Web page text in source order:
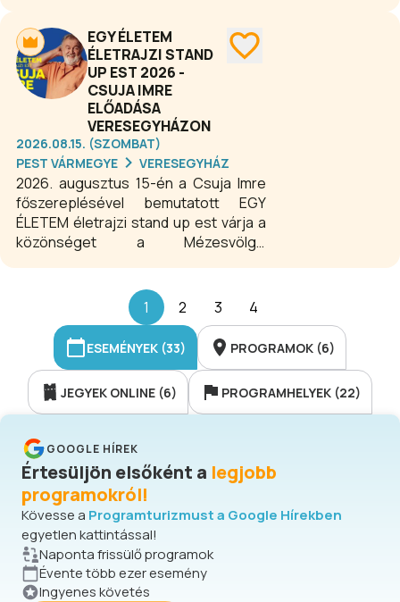
szabadtéri élményt. A koncert
tökéletes választás mindazok
számára, akik élőben szeretnék átélni
a különleges atmoszférát a
Veresegyház nyári
fesztiválkínálatának egyik
legnépszerűbb programján.
EGY ÉLETEM
ÉLETRAJZI STAND
UP EST 2026 -
CSUJA IMRE
ELŐADÁSA
VERESEGYHÁZON
2026.08.15. (SZOMBAT)
PEST VÁRMEGYE
VERESEGYHÁZ
2026. augusztus 15-én a Csuja Imre
főszereplésével bemutatott EGY
ÉLETEM életrajzi stand up est várja a
közönséget a Mézesvölgyi
művészek mesélnek életük
legfontosabb pillanatairól és
kalandjairól, ötvözve a stand up
humorát, a monodráma mélységét és
az élettörténet személyességét. Az
előadás kulcsszavai: humor,
kitárulkozás és személyesség,
garantálva a felejthetetlen színpadi
élményt minden néző számára.
1 2 3 4
ESEMÉNYEK (33) PROGRAMOK (6)
JEGYEK ONLINE (6) PROGRAMHELYEK (22)
GOOGLE HÍREK
Értesüljön elsőként a legjobb
programokról!
Kövesse a Programturizmust a Google Hírekben
egyetlen kattintással!
Naponta frissülő programok
Évente több ezer esemény
Ingyenes követés